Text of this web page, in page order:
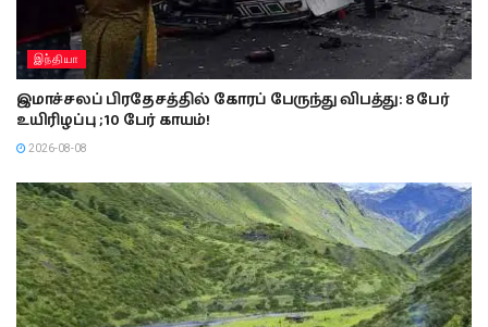
இந்தியா
இமாச்சலப் பிரதேசத்தில் கோரப் பேருந்து விபத்து: 8 பேர்
உயிரிழப்பு ; 10 பேர் காயம்!
2026-08-08